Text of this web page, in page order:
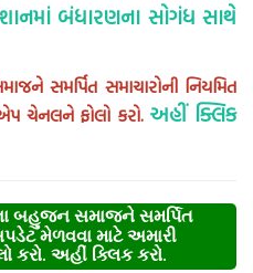
બંધારણના સોગંધ સાથે
સમર્પિત સમાચારોની નિયમિત
ચેનલને ફોલો કરો. અહીં ક્લિક
બહુજન સમાજને સમર્પિત
મેળવવા માટે અમારી
અહીં ક્લિક કરો.